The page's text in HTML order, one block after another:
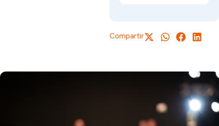
Compartir